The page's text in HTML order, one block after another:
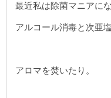
最近私は除菌マニアにな
アルコール消毒と次亜
アロマを焚いたり。